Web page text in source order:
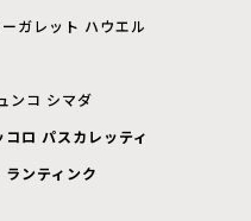
ーガレット ハウエル
ンコ シマダ
コロ パスカレッティ
ランティンク